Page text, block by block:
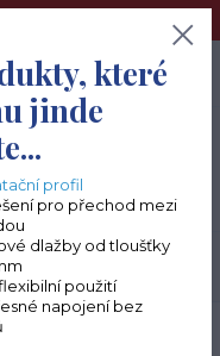
www.terceshop.cz!➢
0
0 Kč
BP 32
které
jinde
profil
pro přechod mezi
dlažby od tloušťky
použití
napojení bez